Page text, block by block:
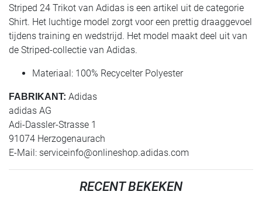
Striped 24 Trikot van Adidas is een artikel uit de categorie
Shirt. Het luchtige model zorgt voor een prettig draaggevoel
tijdens training en wedstrijd. Het model maakt deel uit van
de Striped-collectie van Adidas.
Materiaal: 100% Recycelter Polyester
FABRIKANT: Adidas
adidas AG
Adi-Dassler-Strasse 1
91074 Herzogenaurach
E-Mail: serviceinfo@onlineshop.adidas.com
RECENT BEKEKEN